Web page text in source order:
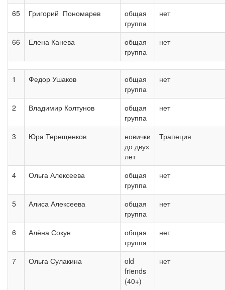
65 Григорий Пономарев
общая
группа
нет
66 Елена Канева
общая
группа
нет
1 Федор Ушаков
общая
группа
нет
2 Владимир Колтунов
общая
группа
нет
3 Юра Терещенков
новички
до двух
лет
Трапеция
4 Ольга Алексеева
общая
группа
нет
5 Алиса Алексеева
общая
группа
нет
6 Алёна Сокун
общая
группа
нет
7 Ольга Сулакина
old
friends
(40+)
нет